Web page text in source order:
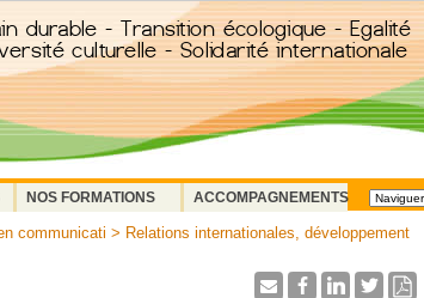
NOS FORMATIONS
ACCOMPAGNEMENTS
communicati > Relations internationales, développement